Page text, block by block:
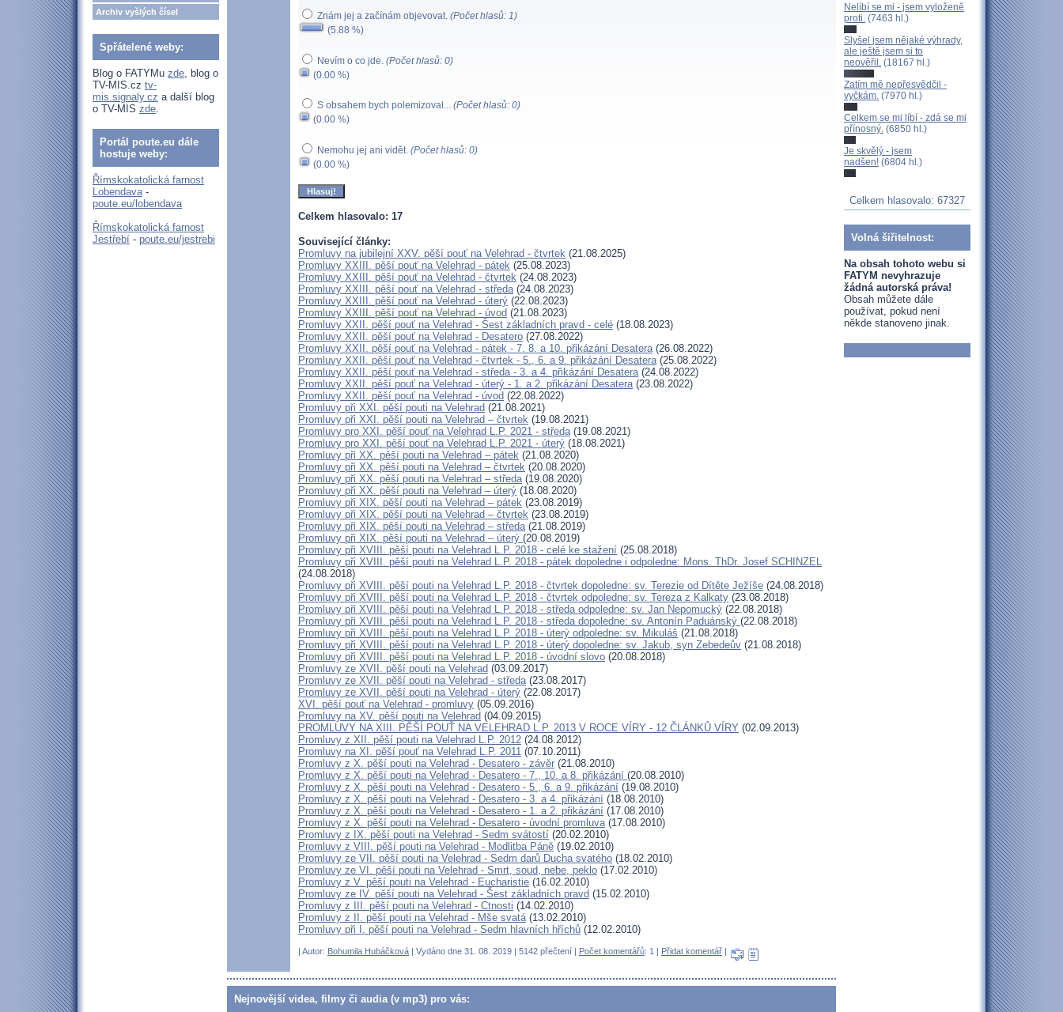
Archiv vyšlých čísel
Spřátelené weby:
Blog o FATYMu zde, blog o
TV-MIS.cz tv-
mis.signaly.cz a další blog
o TV-MIS zde.
Portál poute.eu dále
hostuje weby:
Římskokatolická farnost
Lobendava-
poute.eu/lobendava
Římskokatolická farnost
Jestřebí - poute.eu/jestrebi
Znám jej a začínám objevovat. (Počet hlasů: 1)
(5.88 %)
Nevím o co jde. (Počet hlasů: 0)
(0.00 %)
S obsahem bych polemizoval... (Počet hlasů: 0)
(0.00 %)
Nemohu jej ani vidět. (Počet hlasů: 0)
(0.00 %)
Celkem hlasovalo: 17
Související články:
Promluvy na jubilejní XXV. pěší pouť na Velehrad - čtvrtek (21.08.2025)
Promluvy XXIII. pěší pouť na Velehrad - pátek (25.08.2023)
Promluvy XXIII. pěší pouť na Velehrad - čtvrtek (24.08.2023)
Promluvy XXIII. pěší pouť na Velehrad - středa (24.08.2023)
Promluvy XXIII. pěší pouť na Velehrad - úterý (22.08.2023)
Promluvy XXIII. pěší pouť na Velehrad - úvod (21.08.2023)
Promluvy XXII. pěší pouť na Velehrad - Šest základních pravd - celé (18.08.2023)
Promluvy XXII. pěší pouť na Velehrad - Desatero (27.08.2022)
Promluvy XXII. pěší pouť na Velehrad - pátek - 7. 8. a 10. přikázání Desatera (26.08.2022)
Promluvy XXII. pěší pouť na Velehrad - čtvrtek - 5., 6. a 9. přikázání Desatera (25.08.2022)
Promluvy XXII. pěší pouť na Velehrad - středa - 3. a 4. přikázání Desatera (24.08.2022)
Promluvy XXII. pěší pouť na Velehrad - úterý - 1. a 2. přikázání Desatera (23.08.2022)
Promluvy XXII. pěší pouť na Velehrad - úvod (22.08.2022)
Promluvy při XXI. pěší pouti na Velehrad (21.08.2021)
Promluvy při XXI. pěší pouti na Velehrad – čtvrtek (19.08.2021)
Promluvy pro XXI. pěší pouť na Velehrad L.P. 2021 - středa (19.08.2021)
Promluvy pro XXI. pěší pouť na Velehrad L.P. 2021 - úterý (18.08.2021)
Promluvy při XX. pěší pouti na Velehrad – pátek (21.08.2020)
Promluvy při XX. pěší pouti na Velehrad – čtvrtek (20.08.2020)
Promluvy při XX. pěší pouti na Velehrad – středa (19.08.2020)
Promluvy při XX. pěší pouti na Velehrad – úterý (18.08.2020)
Promluvy při XIX. pěší pouti na Velehrad – pátek (23.08.2019)
Promluvy při XIX. pěší pouti na Velehrad – čtvrtek (23.08.2019)
Promluvy při XIX. pěší pouti na Velehrad – středa (21.08.2019)
Promluvy při XIX. pěší pouti na Velehrad – úterý (20.08.2019)
Promluvy při XVIII. pěší pouti na Velehrad L.P. 2018 - celé ke stažení (25.08.2018)
Promluvy při XVIII. pěší pouti na Velehrad L.P. 2018 - pátek dopoledne i odpoledne: Mons. ThDr. Josef SCHINZEL
(24.08.2018)
Promluvy při XVIII. pěší pouti na Velehrad L.P. 2018 - čtvrtek dopoledne: sv. Terezie od Dítěte Ježíše (24.08.2018)
Promluvy při XVIII. pěší pouti na Velehrad L.P. 2018 - čtvrtek odpoledne: sv. Tereza z Kalkaty (23.08.2018)
Promluvy při XVIII. pěší pouti na Velehrad L.P. 2018 - středa odpoledne: sv. Jan Nepomucký (22.08.2018)
Promluvy při XVIII. pěší pouti na Velehrad L.P. 2018 - středa dopoledne: sv. Antonín Paduánský (22.08.2018)
Promluvy při XVIII. pěší pouti na Velehrad L.P. 2018 - úterý odpoledne: sv. Mikuláš (21.08.2018)
Promluvy při XVIII. pěší pouti na Velehrad L.P. 2018 - úterý dopoledne: sv. Jakub, syn Zebedeův (21.08.2018)
Promluvy při XVIII. pěší pouti na Velehrad L.P. 2018 - úvodní slovo (20.08.2018)
Promluvy ze XVII. pěší pouti na Velehrad (03.09.2017)
Promluvy ze XVII. pěší pouti na Velehrad - středa (23.08.2017)
Promluvy ze XVII. pěší pouti na Velehrad - úterý (22.08.2017)
XVI. pěší pouť na Velehrad - promluvy (05.09.2016)
Promluvy na XV. pěší pouti na Velehrad (04.09.2015)
PROMLUVY NA XIII. PĚŠÍ POUŤ NA VELEHRAD L.P. 2013 V ROCE VÍRY - 12 ČLÁNKŮ VÍRY (02.09.2013)
Promluvy z XII. pěší pouti na Velehrad L.P. 2012 (24.08.2012)
Promluvy na XI. pěší pouť na Velehrad L.P. 2011 (07.10.2011)
Promluvy z X. pěší pouti na Velehrad - Desatero - závěr (21.08.2010)
Promluvy z X. pěší pouti na Velehrad - Desatero - 7., 10. a 8. přikázání (20.08.2010)
Promluvy z X. pěší pouti na Velehrad - Desatero - 5., 6. a 9. přikázání (19.08.2010)
Promluvy z X. pěší pouti na Velehrad - Desatero - 3. a 4. přikázání (18.08.2010)
Promluvy z X. pěší pouti na Velehrad - Desatero - 1. a 2. přikázání (17.08.2010)
Promluvy z X. pěší pouti na Velehrad - Desatero - úvodní promluva (17.08.2010)
Promluvy z IX. pěší pouti na Velehrad - Sedm svátostí (20.02.2010)
Promluvy z VIII. pěší pouti na Velehrad - Modlitba Páně (19.02.2010)
Promluvy ze VII. pěší pouti na Velehrad - Sedm darů Ducha svatého (18.02.2010)
Promluvy ze VI. pěší pouti na Velehrad - Smrt, soud, nebe, peklo (17.02.2010)
Promluvy z V. pěší pouti na Velehrad - Eucharistie (16.02.2010)
Promluvy ze IV. pěší pouti na Velehrad - Šest základních pravd (15.02.2010)
Promluvy z III. pěší pouti na Velehrad - Ctnosti (14.02.2010)
Promluvy z II. pěší pouti na Velehrad - Mše svatá (13.02.2010)
Promluvy při I. pěší pouti na Velehrad - Sedm hlavních hříchů (12.02.2010)
| Autor: Bohumila Hubáčková | Vydáno dne 31. 08. 2019 | 5142 přečtení | Počet komentářů: 1 | Přidat komentář |
Nejnovější videa, filmy či audia (v mp3) pro vás:
Nelíbí se mi - jsem vyloženě
proti. (7463 hl.)
Slyšel jsem nějaké výhrady,
ale ještě jsem si to
neověřil. (18167 hl.)
Zatím mě nepřesvědčil -
vyčkám. (7970 hl.)
Celkem se mi líbí - zdá se mi
přínosný. (6850 hl.)
Je skvělý - jsem
nadšen! (6804 hl.)
Celkem hlasovalo: 67327
Volná šiřitelnost:
Na obsah tohoto webu si
FATYM nevyhrazuje
žádná autorská práva!
Obsah můžete dále
používat, pokud není
někde stanoveno jinak.